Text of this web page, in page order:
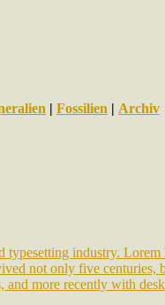
| Fossilien | Archiv
industry.
not only five centuries,
and more recently with